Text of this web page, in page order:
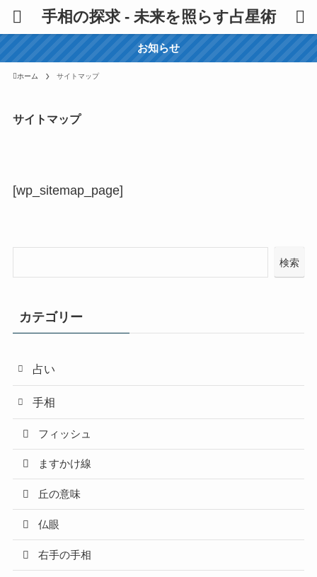
手相の探求 - 未来を照らす占星術
お知らせ
ホーム サイトマップ
サイトマップ
[wp_sitemap_page]
検索
カテゴリー
占い
手相
フィッシュ
ますかけ線
丘の意味
仏眼
右手の手相